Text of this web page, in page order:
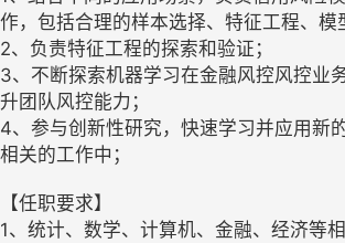
作，包括合理的样本选择、特征工程、模
2、负责特征工程的探索和验证；
3、不断探索机器学习在金融风控风控业
升团队风控能力；
4、参与创新性研究，快速学习并应用新
相关的工作中；
【任职要求】
1、统计、数学、计算机、金融、经济等